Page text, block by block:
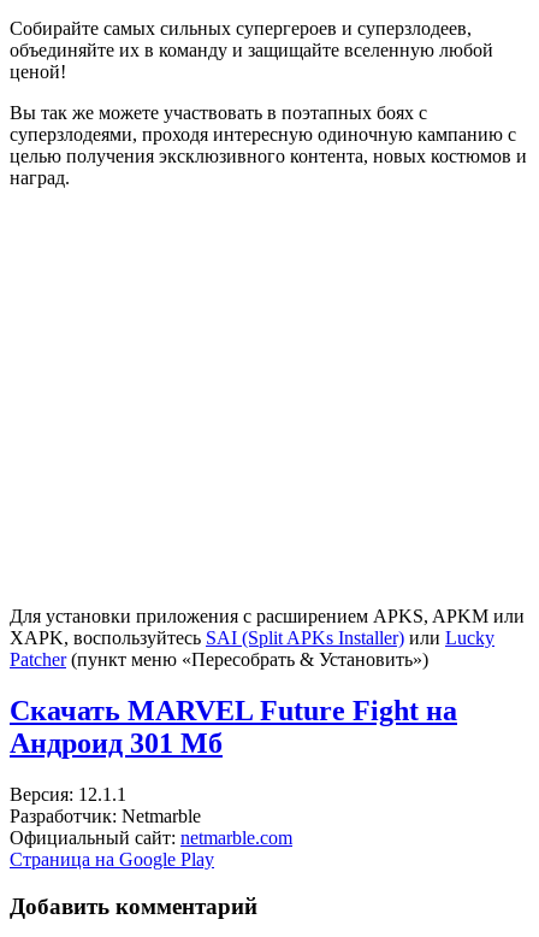
Собирайте самых сильных супергероев и суперзлодеев,
объединяйте их в команду и защищайте вселенную любой
ценой!
Вы так же можете участвовать в поэтапных боях с
суперзлодеями, проходя интересную одиночную кампанию с
целью получения эксклюзивного контента, новых костюмов и
наград.
Для установки приложения с расширением APKS, APKM или
XAPK, воспользуйтесь SAI (Split APKs Installer) или Lucky
Patcher(пункт меню «Пересобрать & Установить»)
Скачать MARVEL Future Fight на
Андроид 301 Мб
Версия: 12.1.1
Разработчик: Netmarble
Официальный сайт: netmarble.com
Страница на Google Play
Добавить комментарий